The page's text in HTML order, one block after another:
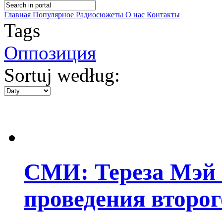
Главная Популярное Радиосюжеты О нас Контакты
Tags
Оппозиция
Sortuj według:
СМИ: Тереза Мэй
проведения